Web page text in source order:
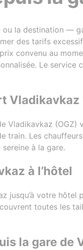
ou la destination —
des tarifs
convenu au
Le
Vladikavkaz
train. Les
à la gare.
à l’hôtel
jusqu’à votre hôtel
toutes les
la gare de